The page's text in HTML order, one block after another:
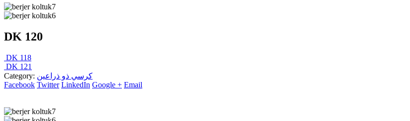
DK 120
DK 118
DK 121
Category: كرسي ذو ذراعين
Facebook Twitter LinkedIn Google + Email